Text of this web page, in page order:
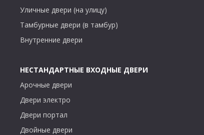
Уличные двери (на улицу)
Тамбурные двери (в тамбур)
Внутренние двери
НЕСТАНДАРТНЫЕ ВХОДНЫЕ ДВЕРИ
Арочные двери
Двери электро
Двери портал
Двойные двери